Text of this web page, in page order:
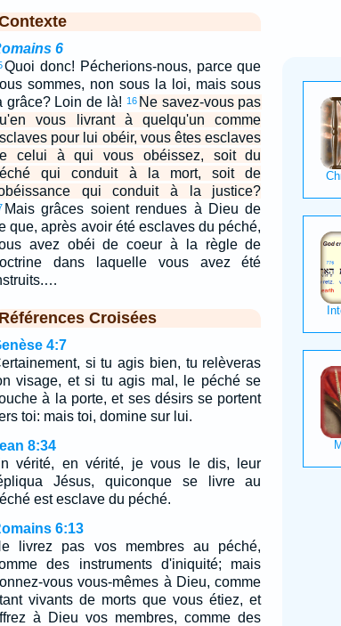
6
Quoi donc! Pécherions-nous, parce que
sommes, non sous la loi, mais sous
grâce? Loin de là! 16 Ne savez-vous pas
vous livrant à quelqu'un comme
pour lui obéir, vous êtes esclaves
celui à qui vous obéissez, soit du
qui conduit à la mort, soit de
qui conduit à la justice?
Mais grâces soient rendues à Dieu de
que, après avoir été esclaves du péché,
avez obéi de coeur à la règle de
dans laquelle vous avez été
Références Croisées
4:7
si tu agis bien, tu relèveras
visage, et si tu agis mal, le péché se
à la porte, et ses désirs se portent
toi: mais toi, domine sur lui.
8:34
vérité, en vérité, je vous le dis, leur
Jésus, quiconque se livre au
est esclave du péché.
6:13
livrez pas vos membres au péché,
des instruments d'iniquité; mais
vous vous-mêmes à Dieu, comme
vivants de morts que vous étiez, et
à Dieu vos membres, comme des